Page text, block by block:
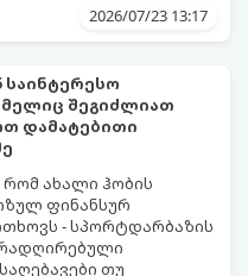
სწორედ
2026/07/23 13:17
საინტერესო
შეგიძლიათ
დამატებითი
რომ ახალი ჰობის
ფინანსურ
- სპორტდარბაზის
თუ